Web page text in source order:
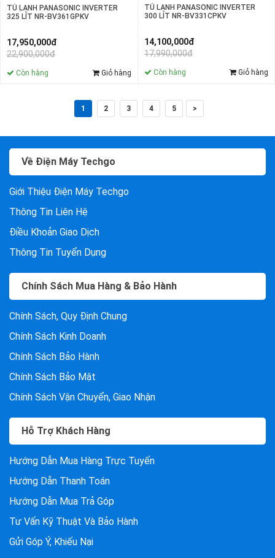
TỦ LẠNH PANASONIC INVERTER
325 LÍT NR-BV361GPKV
17,950,000đ
22,900,000đ
Còn hàng Giỏ hàng
TỦ LẠNH PANASONIC INVERTER
300 LÍT NR-BV331CPKV
14,100,000đ
17,990,000đ
Còn hàng Giỏ hàng
1 2 3 4 5 >
Về Điện Máy Techgo
Giới Thiệu Điện Máy Techgo
Thông Tin Liên Hệ
Điều Khoản Giao Dịch
Thông Tin Tuyển Dụng
Chính Sách Mua Hàng & Bảo Hành
Chính Sách, Quy Định Chung
Chính Sách Kinh Doanh
Chính Sách Bảo Hành
Chính Sách Bảo Mật
Chính Sách Vận Chuyển, Giao Nhận
Hỗ Trợ Khách Hàng
Hướng Dẫn Mua Hàng Trực Tuyến
Hướng Dẫn Thanh Toán
Hướng Dẫn Mua Trả Góp
Tư Vấn Kỹ Thuật Và Bảo Hành
Gửi Góp Ý, Khiếu Nại